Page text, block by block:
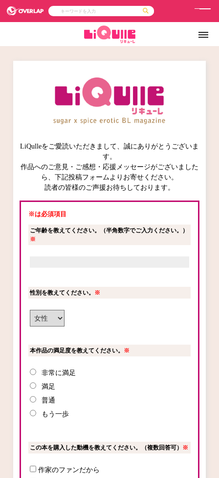
ライトノベル
お問い合わせはこちら
オーバーラップ文庫
オーバーラップノベルス
オーバーラップノベルスf
コミックエッセイ
メ
ー
LiQulleをご愛読いただきまして、誠にありがとうございま
す。
作品へのご意見・ご感想・応援メッセージがございました
ら、下記投稿フォームよりお寄せください。
読者の皆様のご声援お待ちしております。
※は必須項目
ご年齢を教えてください。（半角数字でご入力ください。）
※
性別を教えてください。 ※
本作品の満足度を教えてください。 ※
非常に満足
満足
普通
もう一歩
この本を購入した動機を教えてください。（複数回答可） ※
作家のファンだから